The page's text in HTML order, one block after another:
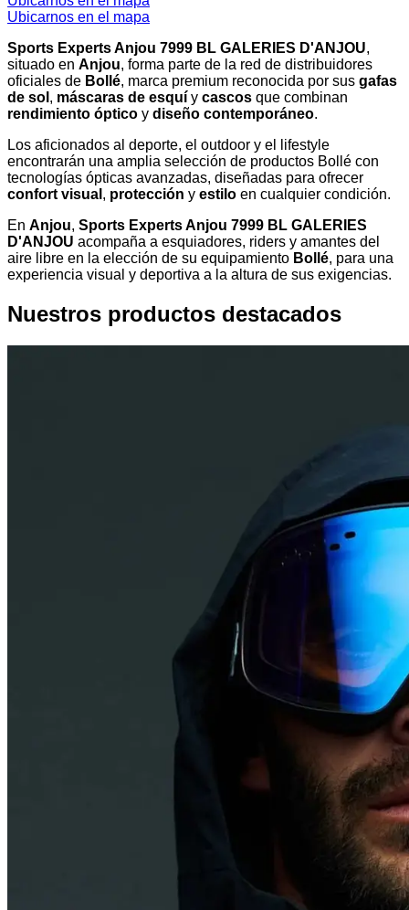
Ubicarnos en el mapa
Sports Experts Anjou 7999 BL GALERIES D'ANJOU,
situado en Anjou, forma parte de la red de distribuidores
oficiales de Bollé, marca premium reconocida por sus gafas
de sol , máscaras de esquí y cascos que combinan
rendimiento óptico y diseño contemporáneo.
Los aficionados al deporte, el outdoor y el lifestyle
encontrarán una amplia selección de productos Bollé con
tecnologías ópticas avanzadas, diseñadas para ofrecer
confort visual , protección y estilo en cualquier condición.
En Anjou, Sports Experts Anjou 7999 BL GALERIES
D'ANJOU acompaña a esquiadores, riders y amantes del
aire libre en la elección de su equipamiento Bollé, para una
experiencia visual y deportiva a la altura de sus exigencias.
Nuestros productos destacados